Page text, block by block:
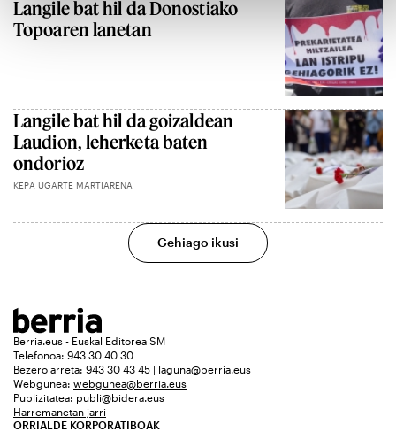
Langile bat hil da Donostiako
Topoaren lanetan
Langile bat hil da goizaldean
Laudion, leherketa baten
ondorioz
KEPA UGARTE MARTIARENA
Gehiago ikusi
Berria.eus - Euskal Editorea SM
Telefonoa: 943 30 40 30
Bezero arreta: 943 30 43 45 | laguna@berria.eus
Webgunea: webgunea@berria.eus
Publizitatea: publi@bidera.eus
Harremanetan jarri
ORRIALDE KORPORATIBOAK